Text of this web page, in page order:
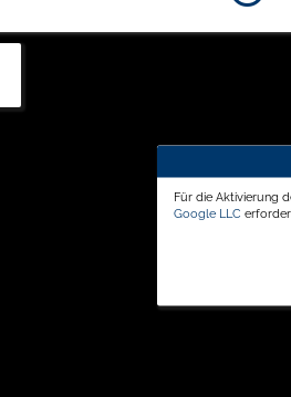
Für die Aktivierung
Google LLC